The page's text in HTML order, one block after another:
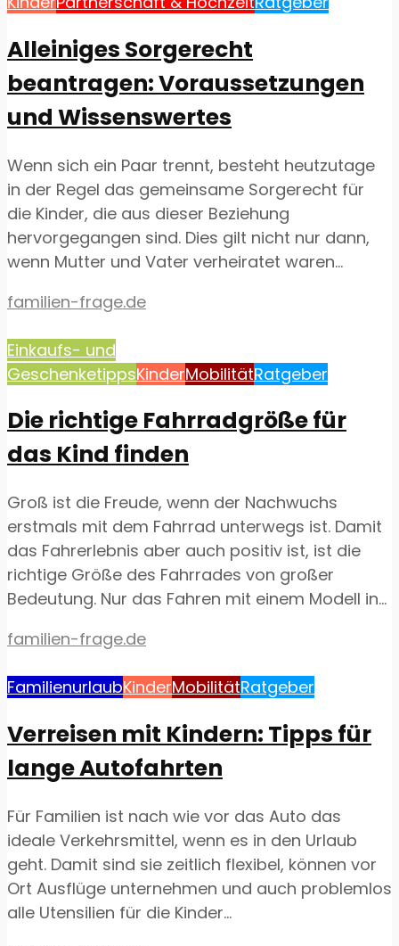
Alleiniges Sorgerecht
beantragen: Voraussetzungen
und Wissenswertes
Wenn sich ein Paar trennt, besteht heutzutage
in der Regel das gemeinsame Sorgerecht für
die Kinder, die aus dieser Beziehung
hervorgegangen sind. Dies gilt nicht nur dann,
wenn Mutter und Vater verheiratet waren...
familien-frage.de
Einkaufs- und
GeschenketippsKinderMobilitätRatgeber
Die richtige Fahrradgröße für
das Kind finden
Groß ist die Freude, wenn der Nachwuchs
erstmals mit dem Fahrrad unterwegs ist. Damit
das Fahrerlebnis aber auch positiv ist, ist die
richtige Größe des Fahrrades von großer
Bedeutung. Nur das Fahren mit einem Modell in...
familien-frage.de
FamilienurlaubKinderMobilitätRatgeber
Verreisen mit Kindern: Tipps für
lange Autofahrten
Für Familien ist nach wie vor das Auto das
ideale Verkehrsmittel, wenn es in den Urlaub
geht. Damit sind sie zeitlich flexibel, können vor
Ort Ausflüge unternehmen und auch problemlos
alle Utensilien für die Kinder...